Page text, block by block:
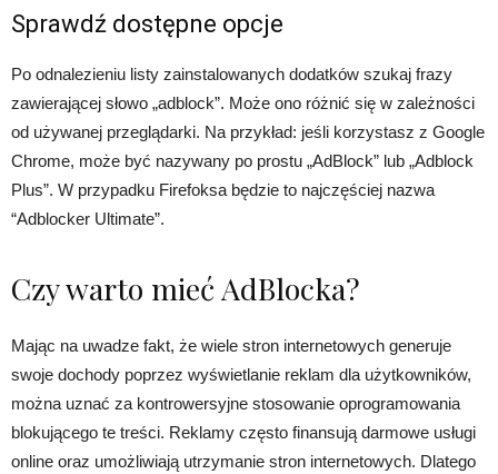
Sprawdź dostępne opcje
Po odnalezieniu listy zainstalowanych dodatków szukaj frazy
zawierającej słowo „adblock”. Może ono różnić się w zależności
od używanej przeglądarki. Na przykład: jeśli korzystasz z Google
Chrome, może być nazywany po prostu „AdBlock” lub „Adblock
Plus”. W przypadku Firefoksa będzie to najczęściej nazwa
“Adblocker Ultimate”.
Czy warto mieć AdBlocka?
Mając na uwadze fakt, że wiele stron internetowych generuje
swoje dochody poprzez wyświetlanie reklam dla użytkowników,
można uznać za kontrowersyjne stosowanie oprogramowania
blokującego te treści. Reklamy często finansują darmowe usługi
online oraz umożliwiają utrzymanie stron internetowych. Dlatego